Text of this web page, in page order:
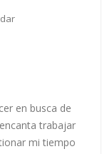
en busca de
trabajar
mi tiempo